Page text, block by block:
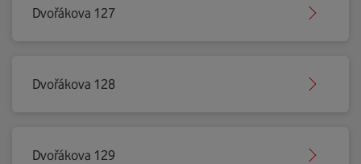
Dvořákova 127
Dvořákova 128
Dvořákova 129